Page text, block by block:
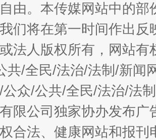
的博鳌关键词
魏明亮
由。本传媒网站中的
们将在第一时间作出
法人版权所有，网站
共/全民/法治/法制/新闻
公众/公共/全民/法治/法
有限公司独家协办发布
合法、健康网站和报